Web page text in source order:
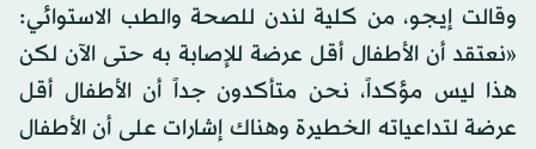
وقالت إيجو، من كلية لندن للصحة والطب الاستوائي:
«نعتقد أن الأطفال أقل عرضة للإصابة به حتى الآن لكن
هذا ليس مؤكداً، نحن متأكدون جداً أن الأطفال أقل
عرضة لتداعياته الخطيرة وهناك إشارات على أن الأطفال